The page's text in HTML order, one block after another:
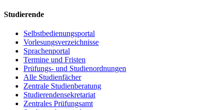
Studierende
Selbstbedienungsportal
Vorlesungsverzeichnisse
Sprachenportal
Termine und Fristen
Prüfungs- und Studienordnungen
Alle Studienfächer
Zentrale Studienberatung
Studierendensekretariat
Zentrales Prüfungsamt